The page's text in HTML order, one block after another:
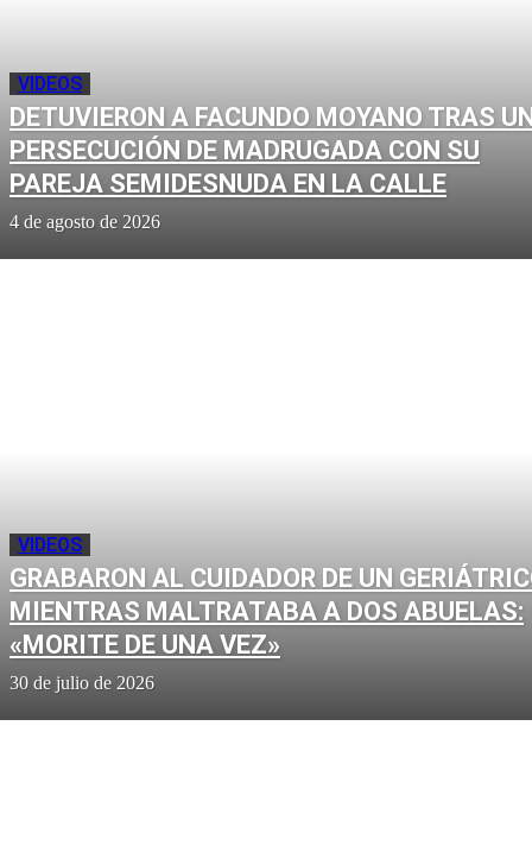
VIDEOS
DETUVIERON A FACUNDO MOYANO TRAS
PERSECUCIÓN DE MADRUGADA CON SU
PAREJA SEMIDESNUDA EN LA CALLE
4 de agosto de 2026
VIDEOS
GRABARON AL CUIDADOR DE UN
MIENTRAS MALTRATABA A DOS ABUELAS:
«MORITE DE UNA VEZ»
30 de julio de 2026